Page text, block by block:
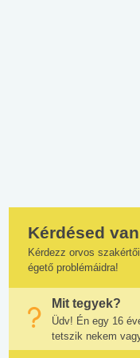
Kérdésed
Kérdezz orvos
égető problémáidra!
Mit tegyek?
Üdv! Én egy 16
tetszik nekem